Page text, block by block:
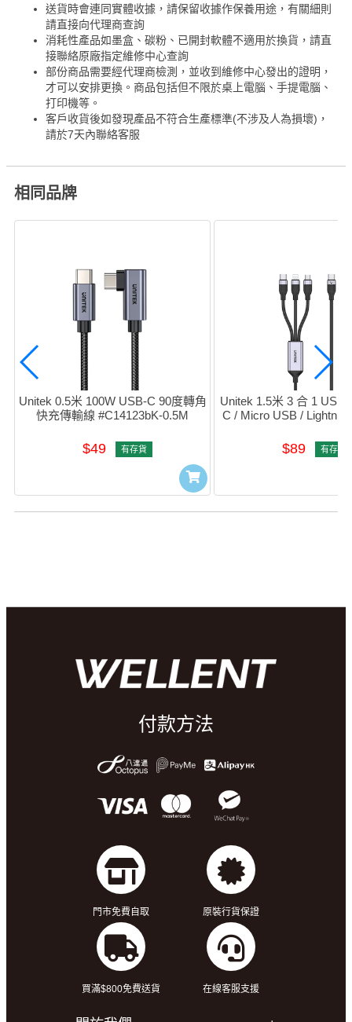
送貨時會連同實體收據，請保留收據作保養用途，有關細則
請直接向代理商查詢
消耗性產品如墨盒、碳粉、已開封軟體不適用於換貨，請直
接聯絡原廠指定維修中心查詢
部份商品需要經代理商檢測，並收到維修中心發出的證明，
才可以安排更換。商品包括但不限於桌上電腦、手提電腦、
打印機等。
客戶收貨後如發現產品不符合生產標準(不涉及人為損壞)，
請於7天內聯絡客服
相同品牌
Unitek 0.5米 100W USB-C 90度轉角
快充傳輸線 #C14123bK-0.5M
$49 有存貨
Unitek 1.5米 3 合 1
C / Micro USB /
$89 有存貨
付款方法
門市免費自取 原裝行貨保證
買滿$800免費送貨 在線客服支援